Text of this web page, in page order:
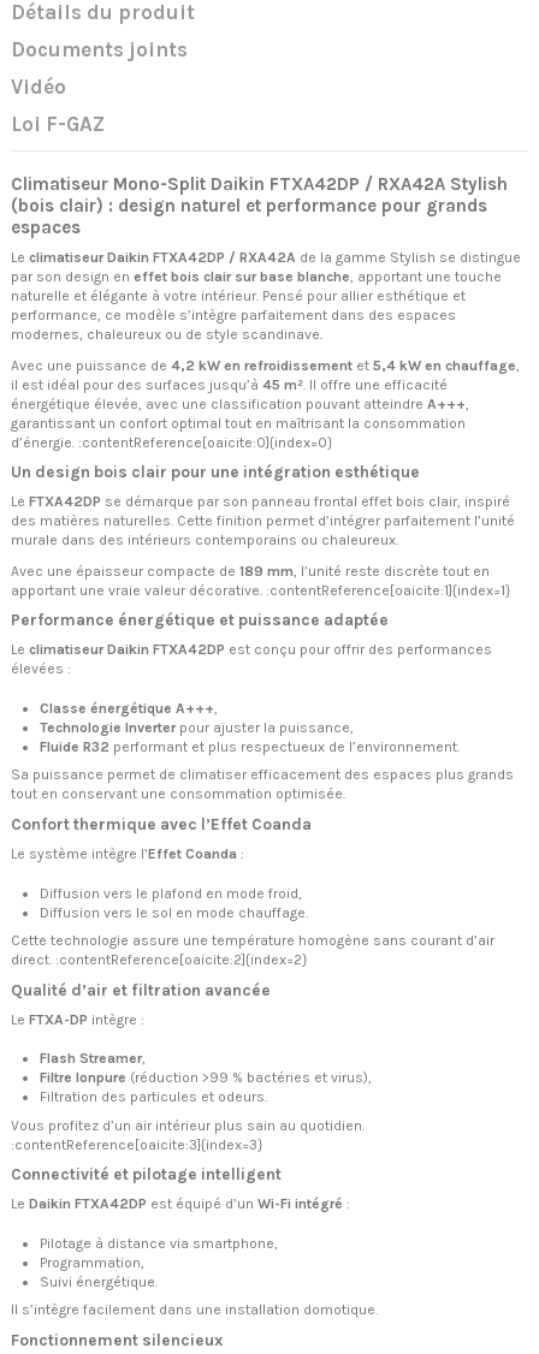
Détails du produit
Documents joints
Vidéo
Loi F-GAZ
Climatiseur Mono-Split Daikin FTXA42DP / RXA42A Stylish
(bois clair) : design naturel et performance pour grands
espaces
Le climatiseur Daikin FTXA42DP / RXA42A de la gamme Stylish se distingue
par son design en effet bois clair sur base blanche, apportant une touche
naturelle et élégante à votre intérieur. Pensé pour allier esthétique et
performance, ce modèle s’intègre parfaitement dans des espaces
modernes, chaleureux ou de style scandinave.
Avec une puissance de 4,2 kW en refroidissement et 5,4 kW en chauffage
il est idéal pour des surfaces jusqu’à 45 m² . Il offre une efficacité
énergétique élevée, avec une classification pouvant atteindre A+++
garantissant un confort optimal tout en maîtrisant la consommation
d’énergie. :contentReference[oaicite:0]{index=0}
Un design bois clair pour une intégration esthétique
Le FTXA42DP se démarque par son panneau frontal effet bois clair, inspiré
des matières naturelles. Cette finition permet d’intégrer parfaitement l’unité
murale dans des intérieurs contemporains ou chaleureux.
Avec une épaisseur compacte de 189 mm, l’unité reste discrète tout en
apportant une vraie valeur décorative. :contentReference[oaicite:1]{index=1}
Performance énergétique et puissance adaptée
Le climatiseur Daikin FTXA42DP est conçu pour offrir des performances
élevées :
Classe énergétique A+++,
Technologie Inverterpour ajuster la puissance,
Fluide R32 performant et plus respectueux de l’environnement.
Sa puissance permet de climatiser efficacement des espaces plus grands
tout en conservant une consommation optimisée.
Confort thermique avec l’Effet Coanda
Le système intègre l’Effet Coanda :
Diffusion vers le plafond en mode froid,
Diffusion vers le sol en mode chauffage.
Cette technologie assure une température homogène sans courant d’air
direct. :contentReference[oaicite:2]{index=2}
Qualité d’air et filtration avancée
Le FTXA-DP intègre :
Flash Streamer,
Filtre Ionpure (réduction >99 % bactéries et virus),
Filtration des particules et odeurs.
Vous profitez d’un air intérieur plus sain au quotidien.
:contentReference[oaicite:3]{index=3}
Connectivité et pilotage intelligent
Le Daikin FTXA42DP est équipé d’un Wi-Fi intégré :
Pilotage à distance via smartphone,
Programmation,
Suivi énergétique.
Il s’intègre facilement dans une installation domotique.
Fonctionnement silencieux